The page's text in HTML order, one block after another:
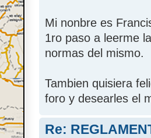
Mi nonbre es
1ro paso a leerme
normas del mismo.
Tambien quisiera
foro y desearles el
Re: